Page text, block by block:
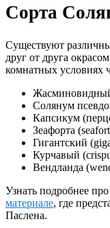
Сорта
Существуют
друг от друга
комнатных условиях
Солянум
Капсикум
Зеафорта
Гигантский
Курчавый
Вендланда
Узнать подробнее
материале, где
Паслена.